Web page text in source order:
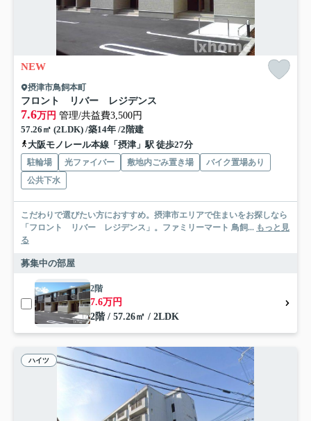
NEW
摂津市鳥飼本町
フロント リバー レジデンス
7.6万円 管理/共益費3,500円
57.26㎡ (2LDK) /築14年 /2階建
大阪モノレール本線「摂津」駅 徒歩27分
駐輪場 光ファイバー 敷地内ごみ置き場
バイク置場あり
公共下水
こだわりで選びたい方におすすめ。摂津市エリアで住まいをお探しなら
「フロント リバー レジデンス」。ファミリーマート 鳥飼... もっと見
る
募集中の部屋
2階
7.6万円
2階 / 57.26㎡ / 2LDK
ハイツ